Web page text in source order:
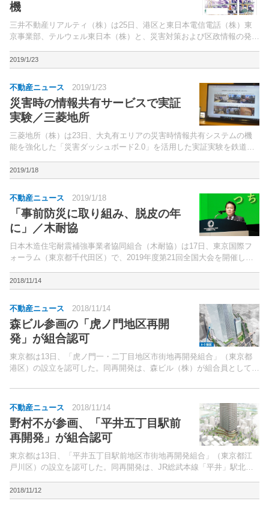
機
三井不動産リアルティ（株）は25日、港区と東日本電信電話（株）東
京事業部、テルウェル東日本（株）と、災害対策および区政情報の発信
NTTグループが提供するフリーWi-Fiなどの各種サ...
2019/1/23
不動産ニュース 2019/1/23
災害時の情報共有サービスで実証
実験／三菱地所
三菱地所（株）は23日、大丸有エリアの災害時情報共有システムの機
能を強化した「災害ダッシュボード2.0」を活用した実証実験を鉄道事
会プロジェクト災害時俯瞰型情報共有サービス」との共...
2019/1/18
不動産ニュース 2019/1/18
「事前防災に取り組み、脱皮の年
に」／木耐協
日本木造住宅耐震補強事業者協同組合（木耐協）は17日、東京国際フ
ォーラム（東京都千代田区）で、2019年度第21回全国大会を開催し
は、昨年で20周年を迎え、去年秋の住生活月間には、組...
2018/11/14
不動産ニュース 2018/11/14
森ビル参画の「虎ノ門地区再開
発」が組合認可
東京都は13日、「虎ノ門一・二丁目地区市街地再開発組合」（東京都
港区）の設立を認可した。同再開発は、森ビル（株）が組合員として参
不動産ニュース 2018/11/14
野村不が参画、「平井五丁目駅前
再開発」が組合認可
東京都は13日、「平井五丁目駅前地区市街地再開発組合」（東京都江
戸川区）の設立を認可した。同再開発は、JR総武本線「平井」駅北口
2018/11/12